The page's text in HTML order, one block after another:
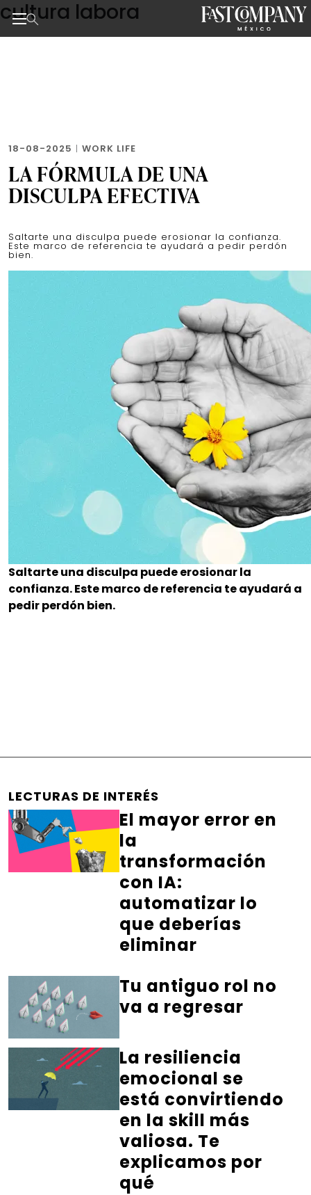
Skip
to
the
cultura labora
18-08-2025 | WORK LIFE
LA FÓRMULA DE UNA
DISCULPA EFECTIVA
Saltarte una disculpa puede erosionar la confianza.
Este marco de referencia te ayudará a pedir perdón
bien.
Saltarte una disculpa puede erosionar la
confianza. Este marco de referencia te ayudará a
pedir perdón bien.
LECTURAS DE INTERÉS
El mayor error en
la
transformación
con IA:
automatizar lo
que deberías
eliminar
Tu antiguo rol no
va a regresar
La resiliencia
emocional se
está convirtiendo
en la skill más
valiosa. Te
explicamos por
qué